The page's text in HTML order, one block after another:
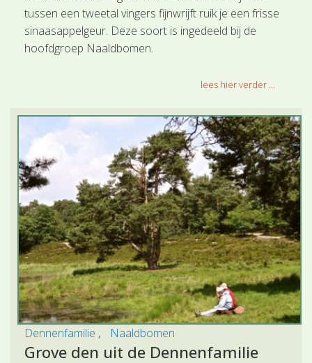
tussen een tweetal vingers fijnwrijft ruik je een frisse
sinaasappelgeur. Deze soort is ingedeeld bij de
hoofdgroep Naaldbomen.
lees hier verder ...
Dennenfamilie Naaldbomen
Grove den uit de Dennenfamilie